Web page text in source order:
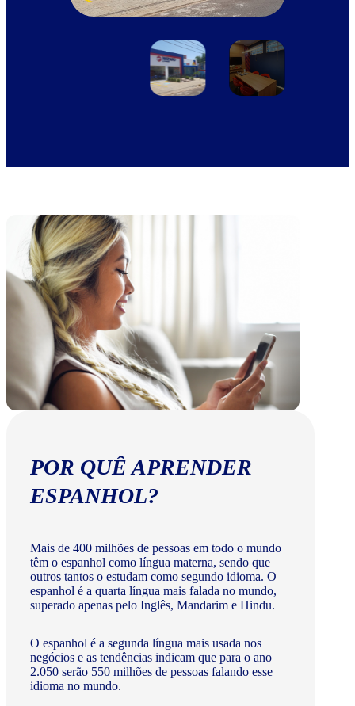
POR QUÊ APRENDER
ESPANHOL?
Mais de 400 milhões de pessoas em todo o mundo
têm o espanhol como língua materna, sendo que
outros tantos o estudam como segundo idioma. O
espanhol é a quarta língua mais falada no mundo,
superado apenas pelo Inglês, Mandarim e Hindu.
O espanhol é a segunda língua mais usada nos
negócios e as tendências indicam que para o ano
2.050 serão 550 milhões de pessoas falando esse
idioma no mundo.